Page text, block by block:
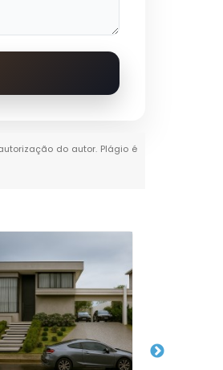
do autor. Plágio é